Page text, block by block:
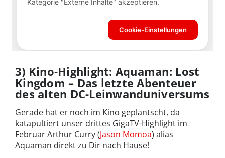
3) Kino-Highlight: Aquaman: Lost
Kingdom – Das letzte Abenteuer
des alten DC-Leinwanduniversums
Gerade hat er noch im Kino geplantscht, da
katapultiert unser drittes GigaTV-Highlight im
Februar Arthur Curry (Jason Momoa) alias
Aquaman direkt zu Dir nach Hause!